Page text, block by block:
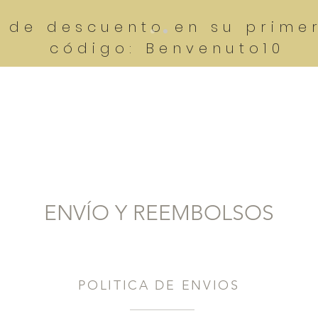
de descuento en su
código: Benvenuto10
ENVÍO Y REEMBOLSOS
POLITICA DE ENVIOS